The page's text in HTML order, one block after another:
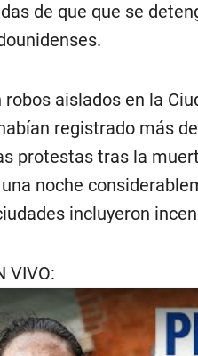
de que que se
aislados en la
registrado más
protestas tras la
noche
incluyeron
VIVO: